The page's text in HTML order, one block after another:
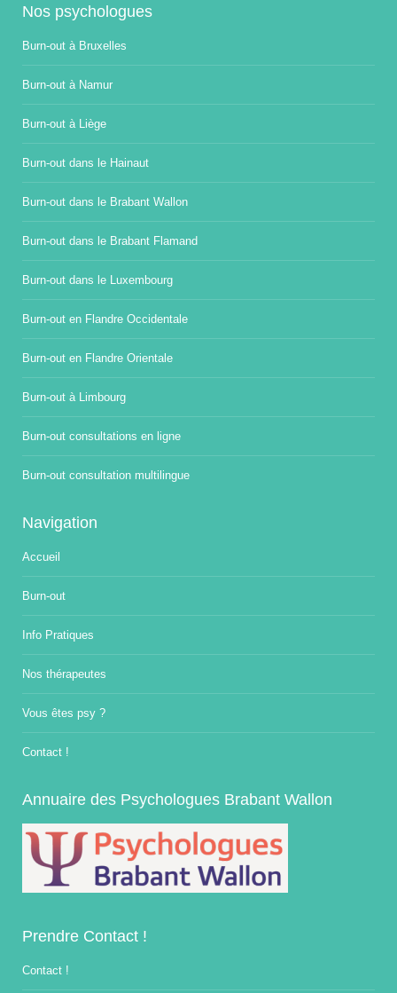
Nos psychologues
Burn-out à Bruxelles
Burn-out à Namur
Burn-out à Liège
Burn-out dans le Hainaut
Burn-out dans le Brabant Wallon
Burn-out dans le Brabant Flamand
Burn-out dans le Luxembourg
Burn-out en Flandre Occidentale
Burn-out en Flandre Orientale
Burn-out à Limbourg
Burn-out consultations en ligne
Burn-out consultation multilingue
Navigation
Accueil
Burn-out
Info Pratiques
Nos thérapeutes
Vous êtes psy ?
Contact !
Annuaire des Psychologues Brabant Wallon
Prendre Contact !
Contact !